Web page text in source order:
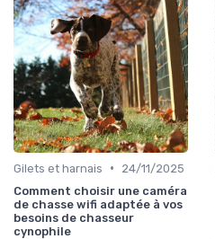
Gilets et harnais •
24/11/2025
Comment choisir une caméra
de chasse wifi adaptée à vos
besoins de chasseur
cynophile